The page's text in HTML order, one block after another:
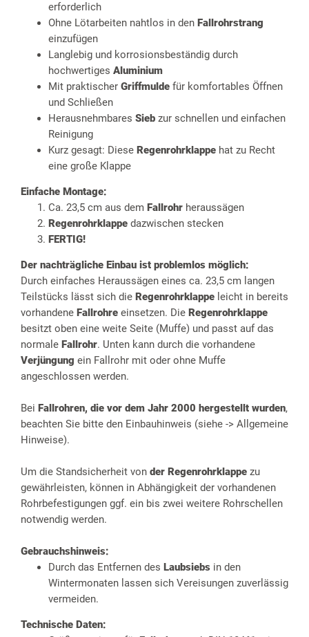
erforderlich
Ohne Lötarbeiten nahtlos in den Fallrohrstrang
einzufügen
Langlebig und korrosionsbeständig durch
hochwertiges Aluminium
Mit praktischer Griffmulde für komfortables Öffnen
und Schließen
Herausnehmbares Sieb zur schnellen und einfachen
Reinigung
Kurz gesagt: Diese Regenrohrklappe hat zu Recht
eine große Klappe
Einfache Montage:
Ca. 23,5 cm aus dem Fallrohr heraussägen
Regenrohrklappe dazwischen stecken
FERTIG!
Der nachträgliche Einbau ist problemlos möglich:
Durch einfaches Heraussägen eines ca. 23,5 cm langen
Teilstücks lässt sich die Regenrohrklappe leicht in bereits
vorhandene Fallrohre einsetzen. Die Regenrohrklappe
besitzt oben eine weite Seite (Muffe) und passt auf das
normale Fallrohr. Unten kann durch die vorhandene
Verjüngung ein Fallrohr mit oder ohne Muffe
angeschlossen werden.
Bei Fallrohren, die vor dem Jahr 2000 hergestellt wurden,
beachten Sie bitte den Einbauhinweis (siehe -> Allgemeine
Hinweise).
Um die Standsicherheit von der Regenrohrklappe zu
gewährleisten, können in Abhängigkeit der vorhandenen
Rohrbefestigungen ggf. ein bis zwei weitere Rohrschellen
notwendig werden.
Gebrauchshinweis:
Durch das Entfernen des Laubsiebs in den
Wintermonaten lassen sich Vereisungen zuverlässig
vermeiden.
Technische Daten: